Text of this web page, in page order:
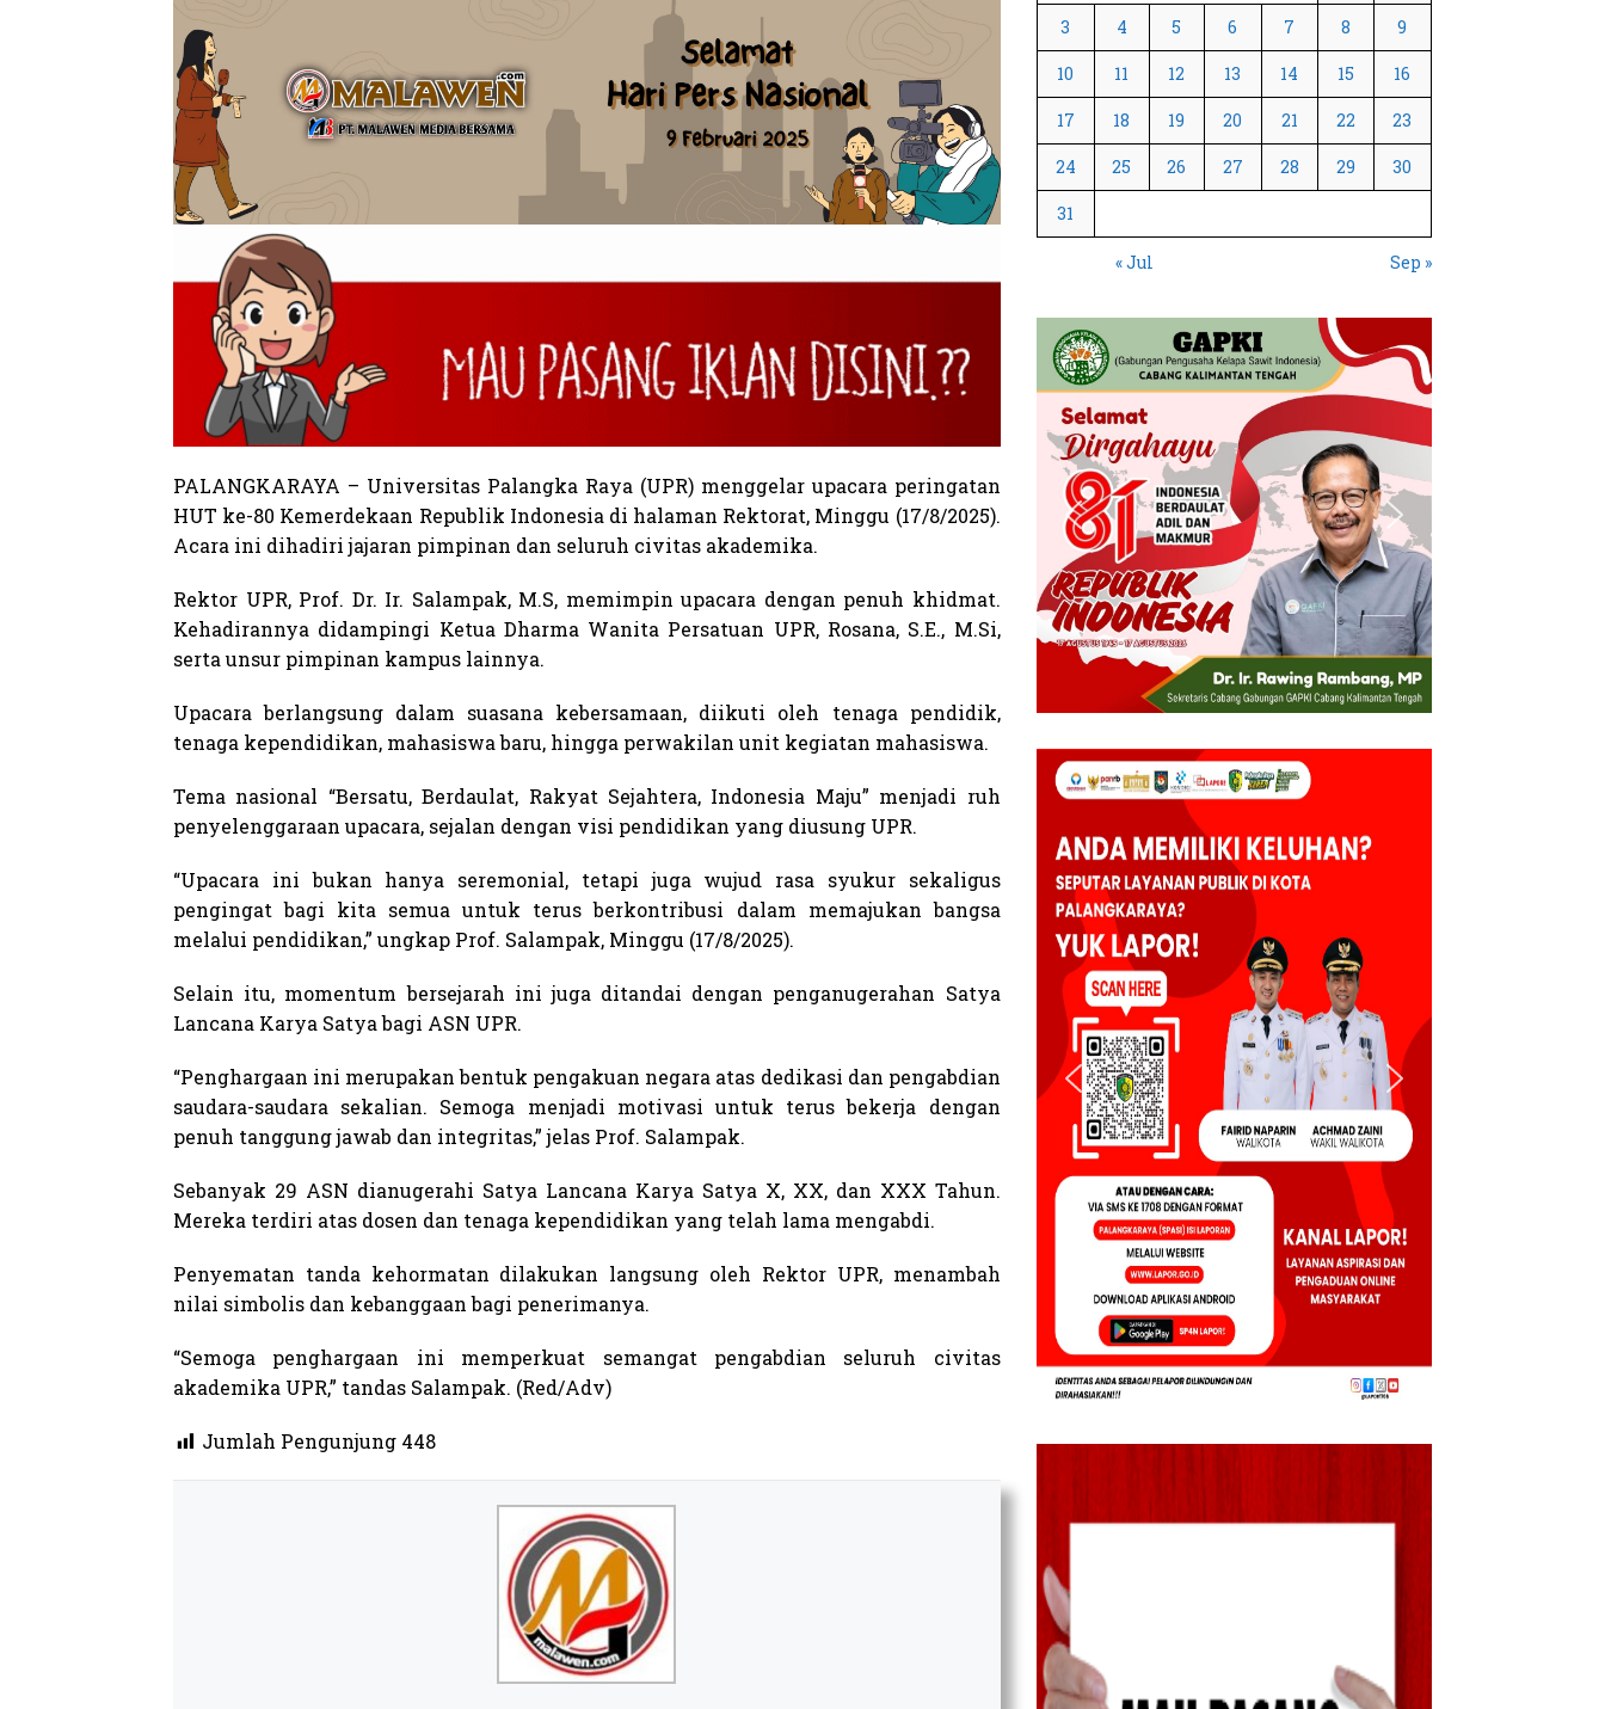
PALANGKARAYA – Universitas Palangka Raya (UPR) menggelar upacara peringatan
HUT ke-80 Kemerdekaan Republik Indonesia di halaman Rektorat, Minggu (17/8/2025).
Acara ini dihadiri jajaran pimpinan dan seluruh civitas akademika.
Rektor UPR, Prof. Dr. Ir. Salampak, M.S, memimpin upacara dengan penuh khidmat.
Kehadirannya didampingi Ketua Dharma Wanita Persatuan UPR, Rosana, S.E., M.Si,
serta unsur pimpinan kampus lainnya.
Upacara berlangsung dalam suasana kebersamaan, diikuti oleh tenaga pendidik,
tenaga kependidikan, mahasiswa baru, hingga perwakilan unit kegiatan mahasiswa.
Tema nasional “Bersatu, Berdaulat, Rakyat Sejahtera, Indonesia Maju” menjadi ruh
penyelenggaraan upacara, sejalan dengan visi pendidikan yang diusung UPR.
“Upacara ini bukan hanya seremonial, tetapi juga wujud rasa syukur sekaligus
pengingat bagi kita semua untuk terus berkontribusi dalam memajukan bangsa
melalui pendidikan,” ungkap Prof. Salampak, Minggu (17/8/2025).
Selain itu, momentum bersejarah ini juga ditandai dengan penganugerahan Satya
Lancana Karya Satya bagi ASN UPR.
“Penghargaan ini merupakan bentuk pengakuan negara atas dedikasi dan pengabdian
saudara-saudara sekalian. Semoga menjadi motivasi untuk terus bekerja dengan
penuh tanggung jawab dan integritas,” jelas Prof. Salampak.
Sebanyak 29 ASN dianugerahi Satya Lancana Karya Satya X, XX, dan XXX Tahun.
Mereka terdiri atas dosen dan tenaga kependidikan yang telah lama mengabdi.
Penyematan tanda kehormatan dilakukan langsung oleh Rektor UPR, menambah
nilai simbolis dan kebanggaan bagi penerimanya.
“Semoga penghargaan ini memperkuat semangat pengabdian seluruh civitas
akademika UPR,” tandas Salampak. (Red/Adv)
Jumlah Pengunjung 448
3 4 5 6 7 8 9
10 11 12 13 14 15 16
17 18 19 20 21 22 23
24 25 26 27 28 29 30
31
« Jul Sep »